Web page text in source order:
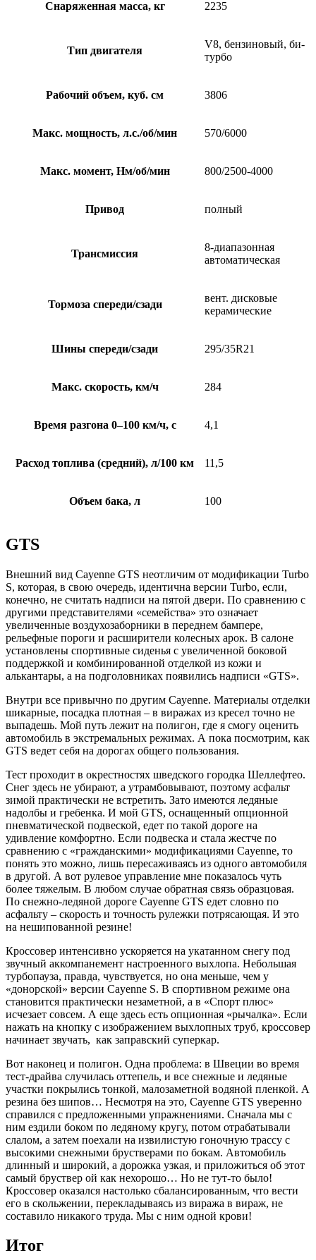
Снаряженная масса, кг 2235
Тип двигателя
V8, бензиновый, би-
турбо
Рабочий объем, куб. см 3806
Макс. мощность, л.с./об/мин 570/6000
Макс. момент, Нм/об/мин 800/2500-4000
Привод полный
Трансмиссия
8-диапазонная
автоматическая
Тормоза спереди/сзади
вент. дисковые
керамические
Шины спереди/сзади 295/35R21
Макс. скорость, км/ч 284
Время разгона 0–100 км/ч, с 4,1
Расход топлива (средний), л/100 км 11,5
Объем бака, л 100
GTS
Внешний вид Cayenne GTS неотличим от модификации Turbo
S, которая, в свою очередь, идентична версии Turbo, если,
конечно, не считать надписи на пятой двери. По сравнению с
другими представителями «семейства» это означает
увеличенные воздухозаборники в переднем бампере,
рельефные пороги и расширители колесных арок. В салоне
установлены спортивные сиденья с увеличенной боковой
поддержкой и комбинированной отделкой из кожи и
алькантары, а на подголовниках появились надписи «GTS».
Внутри все привычно по другим Cayenne. Материалы отделки
шикарные, посадка плотная – в виражах из кресел точно не
выпадешь. Мой путь лежит на полигон, где я смогу оценить
автомобиль в экстремальных режимах. А пока посмотрим, как
GTS ведет себя на дорогах общего пользования.
Тест проходит в окрестностях шведского городка Шеллефтео.
Снег здесь не убирают, а утрамбовывают, поэтому асфальт
зимой практически не встретить. Зато имеются ледяные
надолбы и гребенка. И мой GTS, оснащенный опционной
пневматической подвеской, едет по такой дороге на
удивление комфортно. Если подвеска и стала жестче по
сравнению с «гражданскими» модификациями Cayenne, то
понять это можно, лишь пересаживаясь из одного автомобиля
в другой. А вот рулевое управление мне показалось чуть
более тяжелым. В любом случае обратная связь образцовая.
По снежно-ледяной дороге Cayenne GTS едет словно по
асфальту – скорость и точность рулежки потрясающая. И это
на нешипованной резине!
Кроссовер интенсивно ускоряется на укатанном снегу под
звучный аккомпанемент настроенного выхлопа. Небольшая
турбопауза, правда, чувствуется, но она меньше, чем у
«донорской» версии Cayenne S. В спортивном режиме она
становится практически незаметной, а в «Спорт плюс»
исчезает совсем. А еще здесь есть опционная «рычалка». Если
нажать на кнопку с изображением выхлопных труб, кроссовер
начинает звучать, как заправский суперкар.
Вот наконец и полигон. Одна проблема: в Швеции во время
тест-драйва случилась оттепель, и все снежные и ледяные
участки покрылись тонкой, малозаметной водяной пленкой. А
резина без шипов… Несмотря на это, Cayenne GTS уверенно
справился с предложенными упражнениями. Сначала мы с
ним ездили боком по ледяному кругу, потом отрабатывали
слалом, а затем поехали на извилистую гоночную трассу с
высокими снежными брустверами по бокам. Автомобиль
длинный и широкий, а дорожка узкая, и приложиться об этот
самый бруствер ой как нехорошо… Но не тут-то было!
Кроссовер оказался настолько сбалансированным, что вести
его в скольжении, перекладываясь из виража в вираж, не
составило никакого труда. Мы с ним одной крови!
Итог